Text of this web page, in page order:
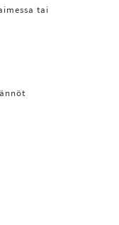
tai